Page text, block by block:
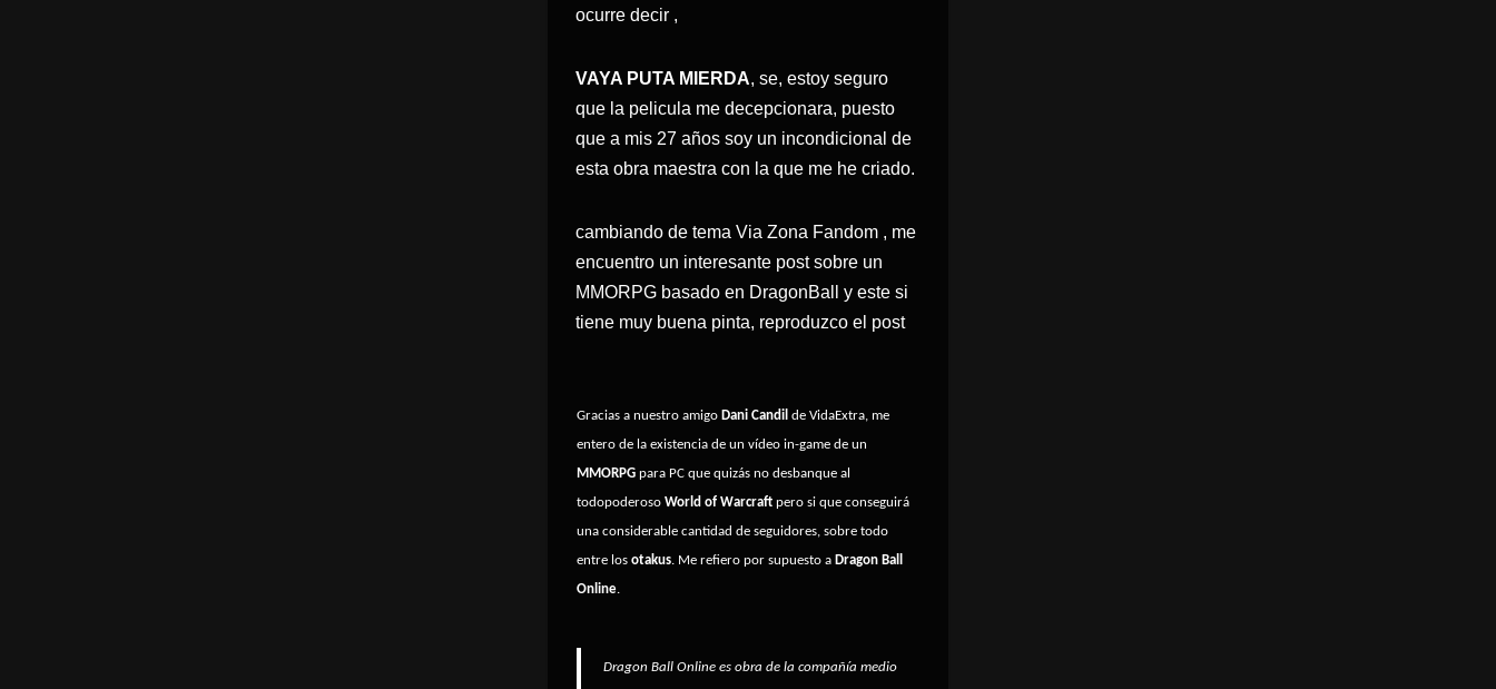
ocurre decir ,
VAYA PUTA MIERDA, se, estoy seguro
que la pelicula me decepcionara, puesto
que a mis 27 años soy un incondicional de
esta obra maestra con la que me he criado.
cambiando de tema Via Zona Fandom , me
encuentro un interesante post sobre un
MMORPG basado en DragonBall y este si
tiene muy buena pinta, reproduzco el post
Gracias a nuestro amigo Dani Candil de VidaExtra, me
entero de la existencia de un vídeo in-game de un
MMORPG para PC que quizás no desbanque al
todopoderoso World of Warcraft pero si que conseguirá
una considerable cantidad de seguidores, sobre todo
entre los otakus. Me refiero por supuesto a Dragon Ball
Online.
Dragon Ball Online es obra de la compañía medio